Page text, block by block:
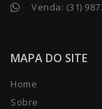
Venda: (31)
MAPA DO SITE
Home
Sobre